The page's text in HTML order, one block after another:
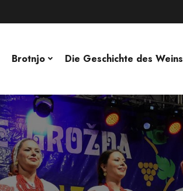
Brotnjo Die Geschichte des Weins